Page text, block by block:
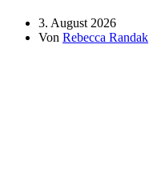
3. August 2026
Von Rebecca Randak